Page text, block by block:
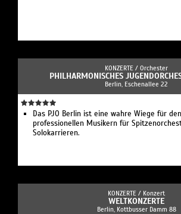
KONZERTE / Orchester
PHILHARMONISCHES
Berlin, Eschenallee 22
Das PJO Berlin ist eine wahre Wiege für
professionellen Musikern für
Solokarrieren.
KONZERTE / Konzert
WELTKONZERTE
Berlin, Kottbusser Damm 88